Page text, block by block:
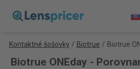
Kontaktné šošovky / Biotrue / Biotrue
Biotrue ONEday -